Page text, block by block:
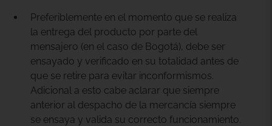
Preferiblemente en el momento que se realiza
la entrega del producto por parte del
mensajero (en el caso de Bogotá), debe ser
ensayado y verificado en su totalidad antes de
que se retire para evitar inconformismos.
Adicional a esto cabe aclarar que siempre
anterior al despacho de la mercancía siempre
se ensaya y valida su correcto funcionamiento.